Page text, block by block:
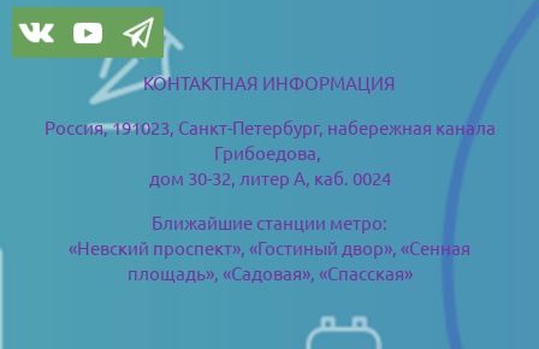
КОНТАКТНАЯ ИНФОРМАЦИЯ
Россия, 191023, Санкт-Петербург, набережная канала
Грибоедова,
дом 30-32, литер А, каб. 0024
Ближайшие станции метро:
«Невский проспект», «Гостиный двор», «Сенная
площадь», «Садовая», «Спасская»